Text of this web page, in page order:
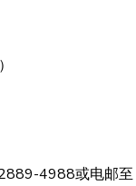
4988或电邮至